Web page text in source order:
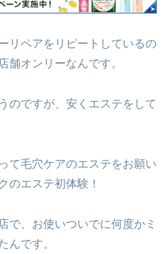
リペアをリピートしているの
舗オンリーなんです。
のですが、安くエステをして
て毛穴ケアのエステをお願い
のエステ初体験！
で、お使いついでに何度かミ
んです。